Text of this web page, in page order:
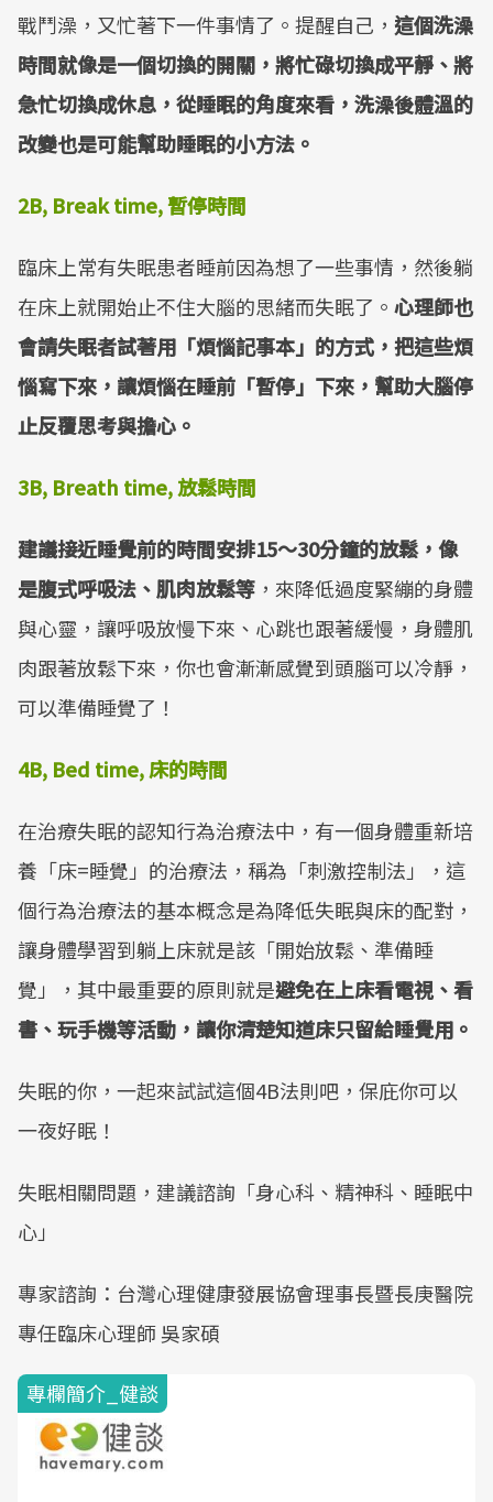
戰鬥澡，又忙著下一件事情了。提醒自己， 這個洗澡
時間就像是一個切換的開關，將忙碌切換成平靜、將
急忙切換成休息，從睡眠的角度來看，洗澡後體溫的
改變也是可能幫助睡眠的小方法。
2B, Break time,暫停時間
臨床上常有失眠患者睡前因為想了一些事情，然後躺
在床上就開始止不住大腦的思緒而失眠了。 心理師也
會請失眠者試著用「煩惱記事本」的方式，把這些煩
惱寫下來，讓煩惱在睡前「暫停」下來，幫助大腦停
止反覆思考與擔心。
3B, Breath time,放鬆時間
建議接近睡覺前的時間安排15～30分鐘的放鬆，像
是腹式呼吸法、肌肉放鬆等 ，來降低過度緊繃的身體
與心靈，讓呼吸放慢下來、心跳也跟著緩慢，身體肌
肉跟著放鬆下來，你也會漸漸感覺到頭腦可以冷靜，
可以準備睡覺了！
4B, Bed time,床的時間
在治療失眠的認知行為治療法中，有一個身體重新培
養「床=睡覺」的治療法，稱為「刺激控制法」，這
個行為治療法的基本概念是為降低失眠與床的配對，
讓身體學習到躺上床就是該「開始放鬆、準備睡
覺」，其中最重要的原則就是避免在上床看電視、看
書、玩手機等活動，讓你清楚知道床只留給睡覺用。
失眠的你，一起來試試這個4B法則吧，保庇你可以
一夜好眠！
失眠相關問題，建議諮詢「身心科、精神科、睡眠中
心」
專家諮詢：台灣心理健康發展協會理事長暨長庚醫院
專任臨床心理師 吳家碩
專欄簡介_健談